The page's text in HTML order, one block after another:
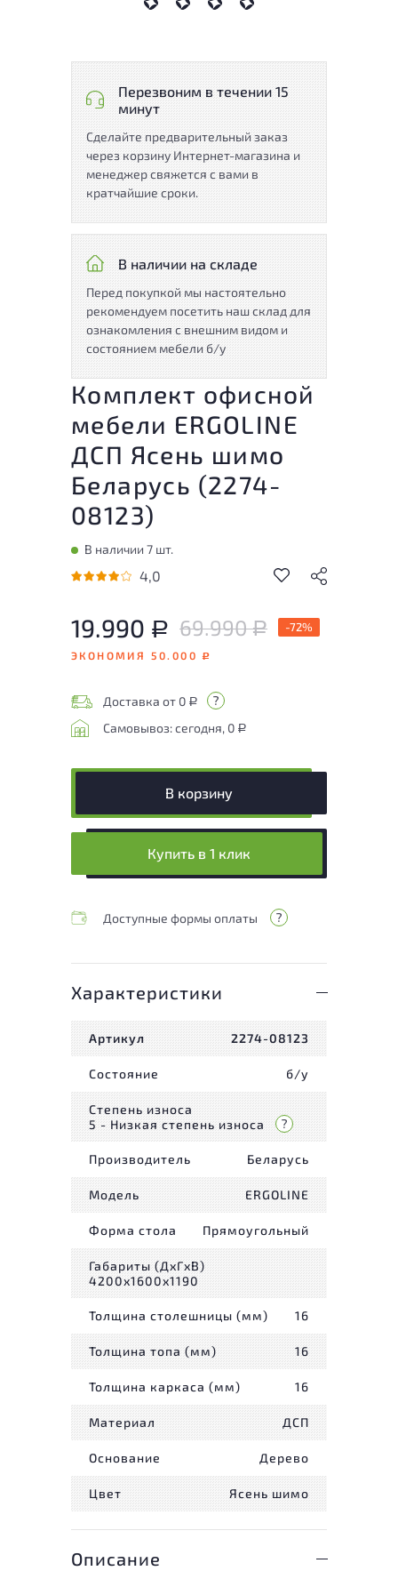
Перезвоним в течении 15
минут
Сделайте предварительный заказ
через корзину Интернет-магазина и
менеджер свяжется с вами в
кратчайшие сроки.
В наличии на складе
Перед покупкой мы настоятельно
рекомендуем посетить наш склад для
ознакомления с внешним видом и
состоянием мебели б/у
Комплект офисной
мебели ERGOLINE
ДСП Ясень шимо
Беларусь (2274-
08123)
В наличии 7 шт.
4,0
19.990 Р 69.990Р -72%
ЭКОНОМИЯ 50.000Р
Доставка от 0 Р
Самовывоз: сегодня, 0 Р
В корзину
Купить в 1 клик
Доступные формы оплаты
Характеристики
Артикул 2274-08123
Состояние б/у
Степень износа
5 - Низкая степень износа
Производитель Беларусь
Модель ERGOLINE
Форма стола Прямоугольный
Габариты (ДxГxВ)
4200x1600x1190
Толщина столешницы (мм) 16
Толщина топа (мм) 16
Толщина каркаса (мм) 16
Материал ДСП
Основание Дерево
Цвет Ясень шимо
Описание